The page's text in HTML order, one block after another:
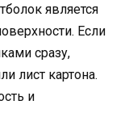
является
Если
сразу,
лист картона.
и